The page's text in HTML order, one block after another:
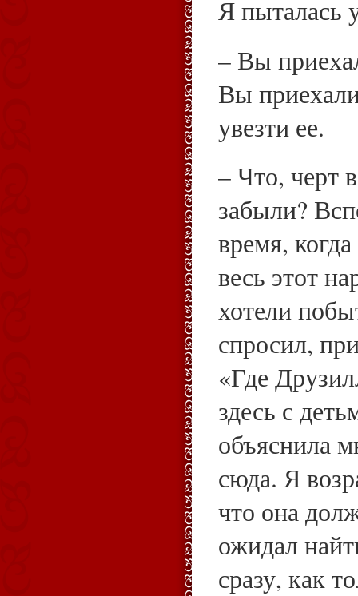
Я пыталась
– Вы
Вы
увезти ее.
– Что, черт
забыли?
время,
весь этот
хотели
спросил,
«Где
здесь с
объяснила
сюда. Я
что она
ожидал
сразу, как